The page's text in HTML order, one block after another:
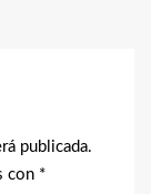
publicada.
con *